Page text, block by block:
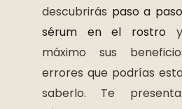
descubrirás paso a
sérum en el rostro
máximo sus
errores que podrías
saberlo. Te